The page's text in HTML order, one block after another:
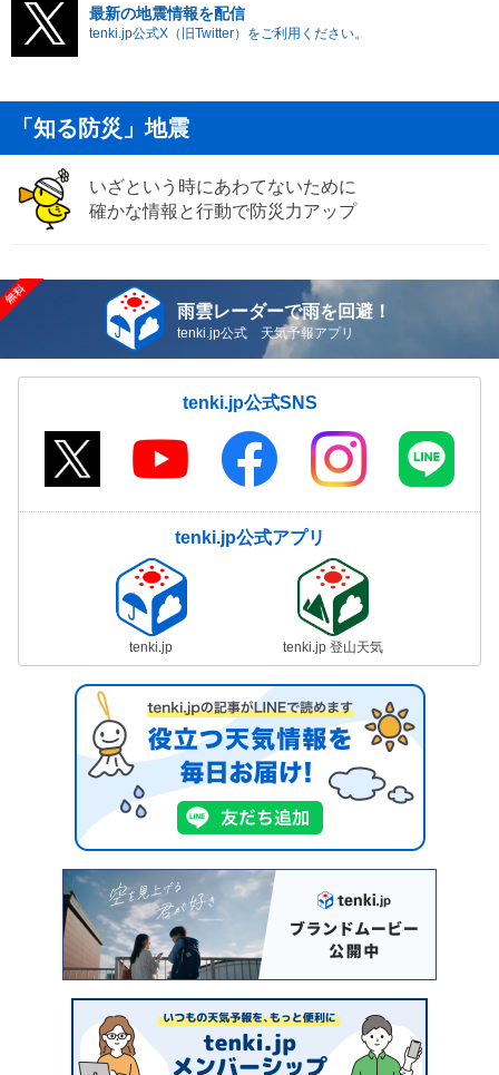
最新の地震情報を配信
tenki.jp公式X（旧Twitter）をご利用ください。
「知る防災」地震
いざという時にあわてないために
確かな情報と行動で防災力アップ
雨雲レーダーで雨を回避！
tenki.jp公式 天気予報アプリ
tenki.jp公式SNS
tenki.jp公式アプリ
tenki.jp tenki.jp 登山天気